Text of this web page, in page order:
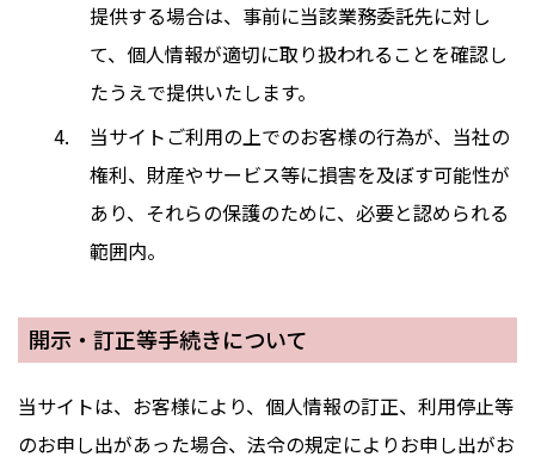
提供する場合は、事前に当該業務委託先に対し
て、個人情報が適切に取り扱われることを確認し
たうえで提供いたします。
当サイトご利用の上でのお客様の行為が、当社の
権利、財産やサービス等に損害を及ぼす可能性が
あり、それらの保護のために、必要と認められる
範囲内。
開示・訂正等手続きについて
当サイトは、お客様により、個人情報の訂正、利用停止等
のお申し出があった場合、法令の規定によりお申し出がお